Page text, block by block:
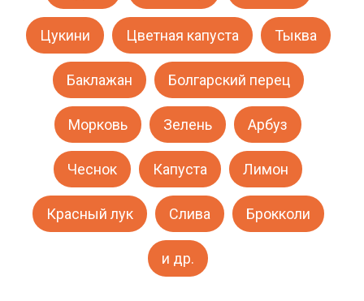
Цукини Цветная капуста Тыква
Баклажан Болгарский перец
Морковь Зелень Арбуз
Чеснок Капуста Лимон
Красный лук Слива Брокколи
и др.